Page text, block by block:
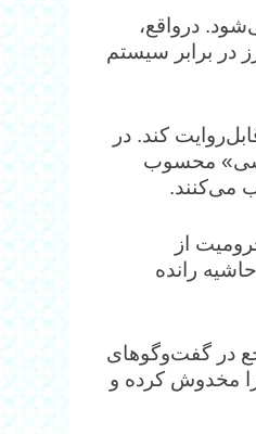
درواقع،
در برابر سیستم
کند. در
محسوب
می‌کنند.
از
رانده
در گفت‌وگوهای
مخدوش کرده و